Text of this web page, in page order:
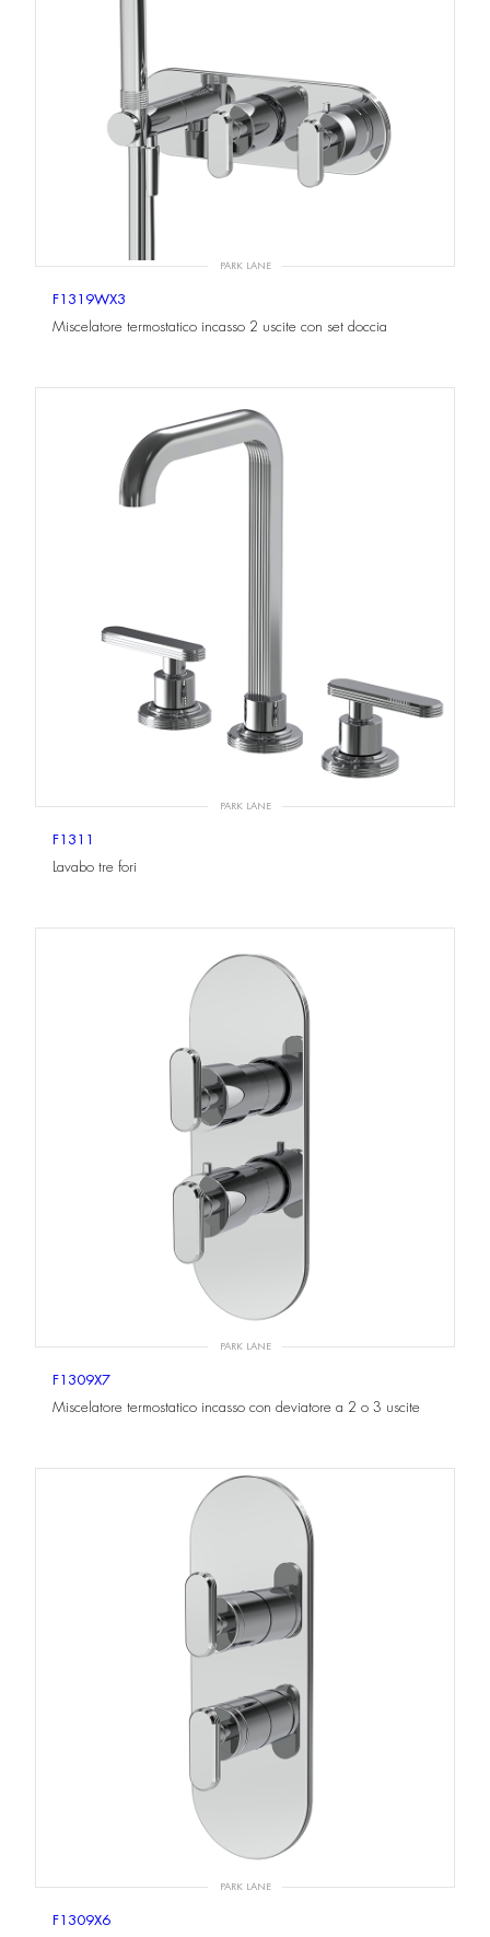
PARK LANE
F1319WX3
Miscelatore termostatico incasso 2 uscite con set doccia
PARK LANE
F1311
Lavabo tre fori
PARK LANE
F1309X7
Miscelatore termostatico incasso con deviatore a 2 o 3 uscite
PARK LANE
F1309X6